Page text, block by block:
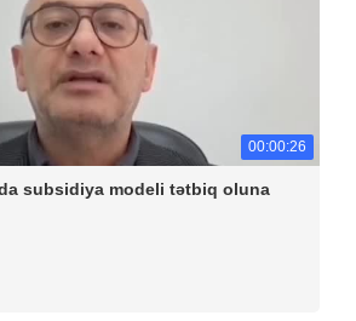
00:00:26
subsidiya modeli tətbiq oluna